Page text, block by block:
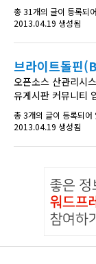
총 31개의 글이 등록되
2013.04.19 생성됨
브라이트돌
오픈소스 산관리
유게시판 커뮤니티
총 3개의 글이 등록되어
2013.04.19 생성됨